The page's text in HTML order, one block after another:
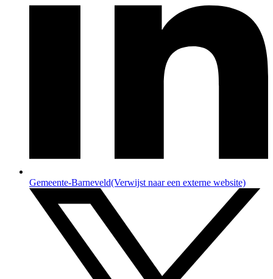
Gemeente-Barneveld(Verwijst naar een externe website)